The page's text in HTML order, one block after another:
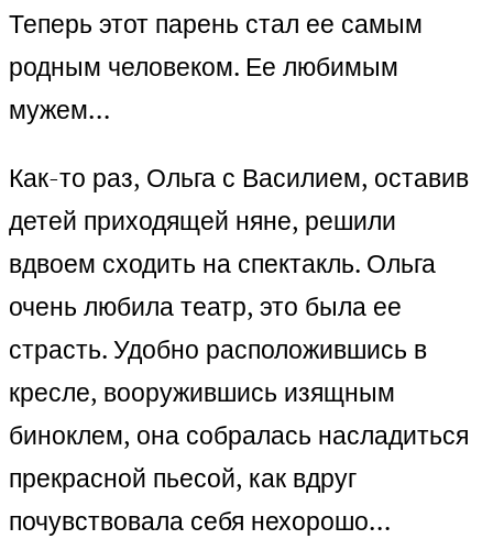
Теперь этот парень стал ее самым
родным человеком. Ее любимым
мужем…
Как-то раз, Ольга с Василием, оставив
детей приходящей няне, решили
вдвоем сходить на спектакль. Ольга
очень любила театр, это была ее
страсть. Удобно расположившись в
кресле, вооружившись изящным
биноклем, она собралась насладиться
прекрасной пьесой, как вдруг
почувствовала себя нехорошо…